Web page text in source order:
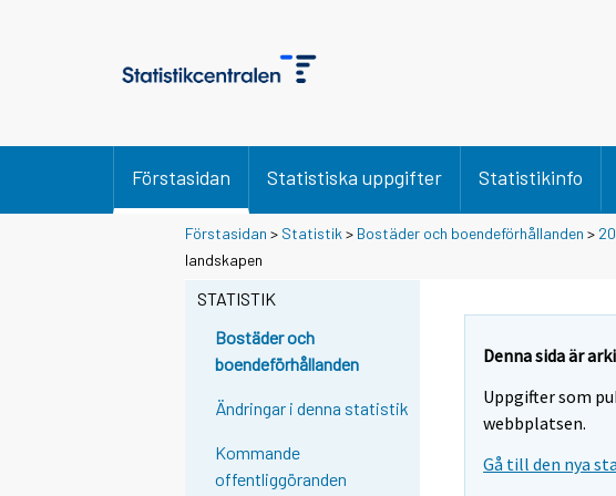
Förstasidan Statistiska uppgifter Statistikinfo
Förstasidan > Statistik > Bostäder och boendeförhållanden >
landskapen
STATISTIK
Bostäder och
boendeförhållanden
Ändringar i denna statistik
Kommande
offentliggöranden
Denna sida är
Uppgifter som
webbplatsen.
Gå till den nya